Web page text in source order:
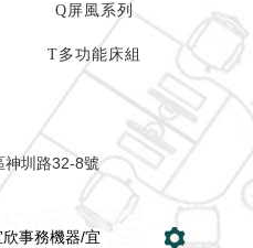
Q屏風系列
T多功能床組
神圳路32-8號
事務機器/宜